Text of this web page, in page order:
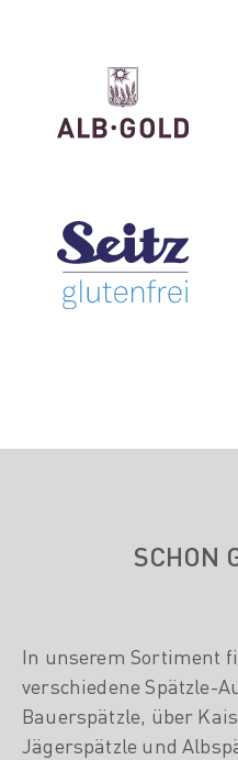
SCHON
In unserem Sortiment
verschiedene Spätzle-
Bauerspätzle, über
Jägerspätzle und